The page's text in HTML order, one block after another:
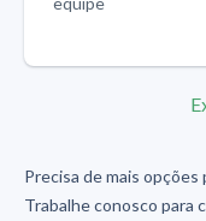
Precisa de mais opções
Trabalhe conosco para